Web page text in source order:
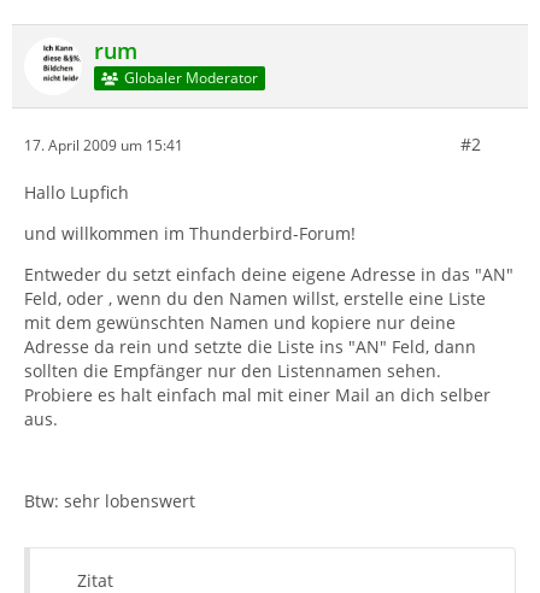
rum
Globaler Moderator
17. April 2009 um 15:41 #2
Hallo Lupfich
und willkommen im Thunderbird-Forum!
Entweder du setzt einfach deine eigene Adresse in das "AN"
Feld, oder , wenn du den Namen willst, erstelle eine Liste
mit dem gewünschten Namen und kopiere nur deine
Adresse da rein und setzte die Liste ins "AN" Feld, dann
sollten die Empfänger nur den Listennamen sehen.
Probiere es halt einfach mal mit einer Mail an dich selber
aus.
Btw: sehr lobenswert
Zitat